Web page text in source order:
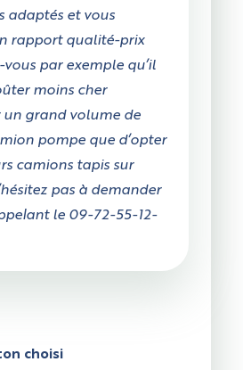
adaptés et vous
rapport qualité-prix
vous par exemple qu’il
moins cher
un grand volume de
pompe que d’opter
camions tapis sur
pas à demander
le 09-72-55-12-
choisi